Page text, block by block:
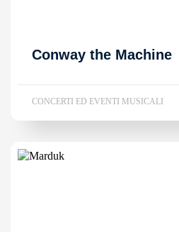
Conway the Machine
CONCERTI ED EVENTI MUSICALI